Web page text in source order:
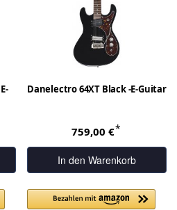
Danelectro 64XT Black -E-Guitar
759,00 €*
In den Warenkorb